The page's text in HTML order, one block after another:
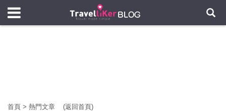
首頁 > 熱門文章 (返回首頁)